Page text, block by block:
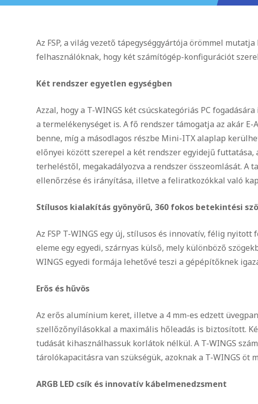
Az FSP, a világ vezető tápegységgyártója örömmel
felhasználóknak, hogy két számítógép-konfigurációt
Két rendszer egyetlen egységben
Azzal, hogy a T-WINGS két csúcskategóriás PC
a termelékenységet is. A fő rendszer támogatja az akár
benne, míg a másodlagos részbe Mini-ITX alaplap
előnyei között szerepel a két rendszer egyidejű
terheléstől, megakadályozva a rendszer összeomlását.
ellenőrzése és irányítása, illetve a feliratkozókkal való
Stílusos kialakítás gyönyörű, 360 fokos betekintési
Az FSP T-WINGS egy új, stílusos és innovatív, félig
eleme egy egyedi, szárnyas külső, mely különböző
WINGS egyedi formája lehetővé teszi a gépépítőknek
Erős és hűvös
Az erős alumínium keret, illetve a 4 mm-es edzett
szellőzőnyílásokkal a maximális hőleadás is biztosított.
tudását kihasználhassuk korlátok nélkül. A T-WINGS
tárolókapacitásra van szükségük, azoknak a T-WINGS öt
ARGB LED csík és innovatív kábelmenedzsment